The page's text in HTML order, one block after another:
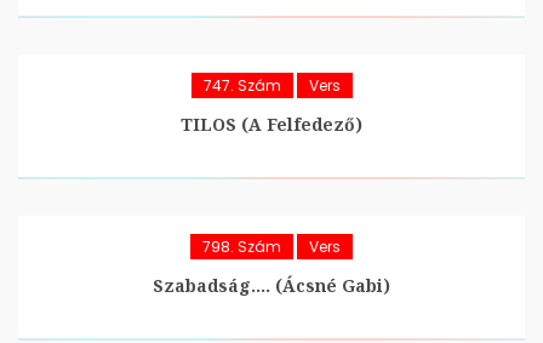
747. Szám Vers
TILOS (A Felfedező)
798. Szám Vers
Szabadság…. (Ácsné Gabi)